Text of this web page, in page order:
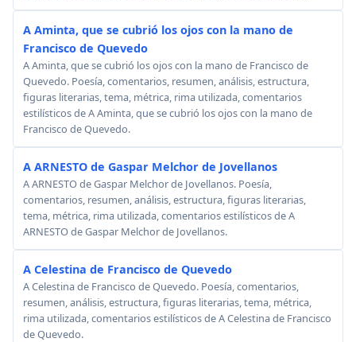
A Aminta, que se cubrió los ojos con la mano de
Francisco de Quevedo
A Aminta, que se cubrió los ojos con la mano de Francisco de
Quevedo. Poesía, comentarios, resumen, análisis, estructura,
figuras literarias, tema, métrica, rima utilizada, comentarios
estilísticos de A Aminta, que se cubrió los ojos con la mano de
Francisco de Quevedo.
A ARNESTO de Gaspar Melchor de Jovellanos
A ARNESTO de Gaspar Melchor de Jovellanos. Poesía,
comentarios, resumen, análisis, estructura, figuras literarias,
tema, métrica, rima utilizada, comentarios estilísticos de A
ARNESTO de Gaspar Melchor de Jovellanos.
A Celestina de Francisco de Quevedo
A Celestina de Francisco de Quevedo. Poesía, comentarios,
resumen, análisis, estructura, figuras literarias, tema, métrica,
rima utilizada, comentarios estilísticos de A Celestina de Francisco
de Quevedo.